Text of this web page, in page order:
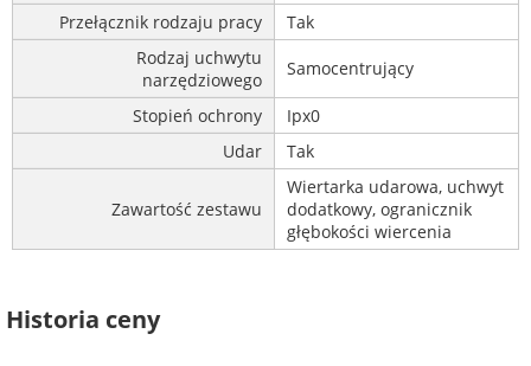
Przełącznik rodzaju pracy
Tak
Rodzaj uchwytu
narzędziowego
Samocentrujący
Stopień ochrony
Ipx0
Udar
Tak
Zawartość zestawu
Wiertarka udarowa, uchwyt
dodatkowy, ogranicznik
głębokości wiercenia
Historia ceny